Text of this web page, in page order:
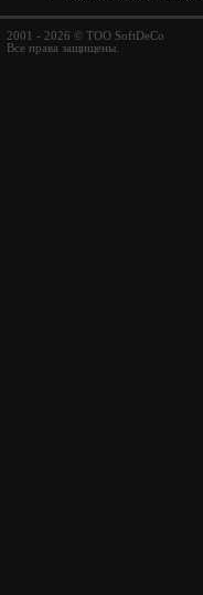
2001 - 2026 © ТОО SoftDeCo
Все права защищены.